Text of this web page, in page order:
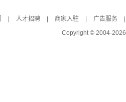
人才招聘 商家入驻 广告服务
Copyright © 2004-2026